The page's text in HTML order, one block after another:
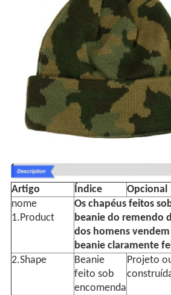
Artigo Índice
Opcional
nome
1.Product
Os chapéus feitos
beanie do remendo
dos homens
beanie claramente
2.Shape
Beanie
feito sob
encomenda
Projeto